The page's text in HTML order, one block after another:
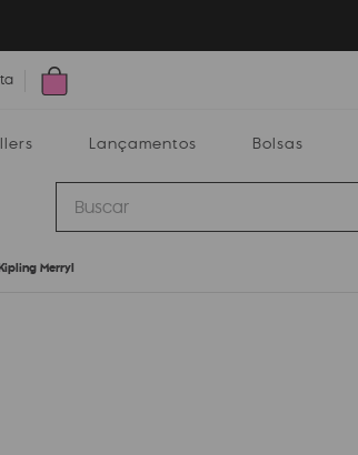
Lançamentos Bolsas
Buscar
Merryl